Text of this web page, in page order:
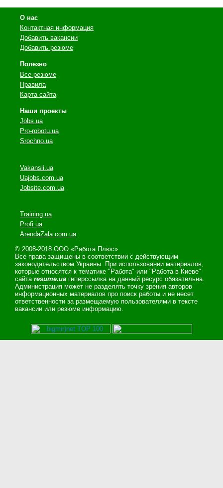
О нас
Контактная информация
Добавить вакансии
Добавить резюме
Полезно
Все резюме
Правила
Карта сайта
Наши проекты
Jobs.ua
Pro-robotu.ua
Srochno.ua
Vakansii.ua
Uajobs.com.ua
Jobsite.com.ua
Training.ua
Profi.ua
ArendaZala.com.ua
© 2008-2018 ООО «Работа Плюс»
Все права защищены в соответствии с действующим
законодательством Украины. При использовании материалов,
которые относятся к тематике "Работа" или "Работа в Киеве"
сайта resume.ua гиперссылка на данный ресурс обязательна.
Администрация может не разделять точку зрения авторов
информационных материалов про поиск работы и не несет
ответственности за размещаемую пользователями в тексте
вакансии или резюме информацию.